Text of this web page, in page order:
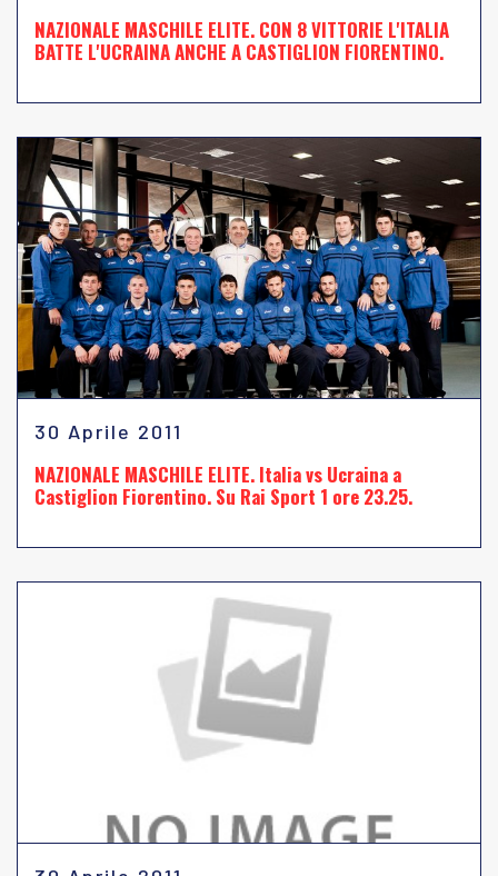
NAZIONALE MASCHILE ELITE. CON 8 VITTORIE L'ITALIA
BATTE L'UCRAINA ANCHE A CASTIGLION FIORENTINO.
30 Aprile 2011
NAZIONALE MASCHILE ELITE. Italia vs Ucraina a
Castiglion Fiorentino. Su Rai Sport 1 ore 23.25.